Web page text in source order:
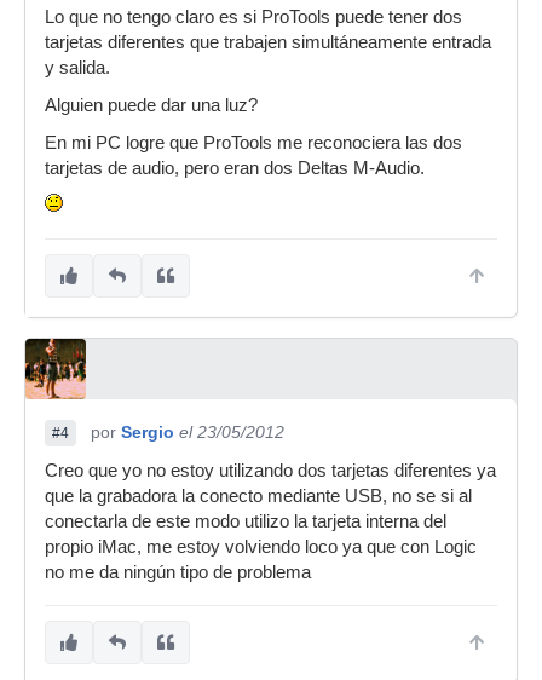
Lo que no tengo claro es si ProTools puede tener dos
tarjetas diferentes que trabajen simultáneamente entrada
y salida.
Alguien puede dar una luz?
En mi PC logre que ProTools me reconociera las dos
tarjetas de audio, pero eran dos Deltas M-Audio.
#4 por Sergio el 23/05/2012
Creo que yo no estoy utilizando dos tarjetas diferentes ya
que la grabadora la conecto mediante USB, no se si al
conectarla de este modo utilizo la tarjeta interna del
propio iMac, me estoy volviendo loco ya que con Logic
no me da ningún tipo de problema